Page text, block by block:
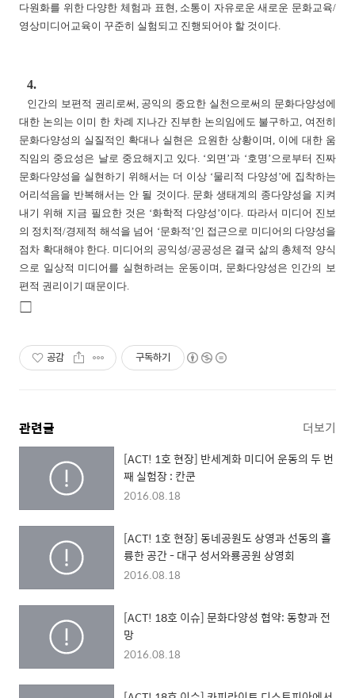
다원화를 위한 다양한 체험과 표현, 소통이 자유로운 새로운 문화교육/
영상미디어교육이 꾸준히 실험되고 진행되어야 할 것이다.
4.
인간의 보편적 권리로써, 공익의 중요한 실천으로써의 문화다양성에
대한 논의는 이미 한 차례 지나간 진부한 논의임에도 불구하고, 여전히
문화다양성의 실질적인 확대나 실현은 요원한 상황이며, 이에 대한 움
직임의 중요성은 날로 중요해지고 있다. ‘외면’과 ‘호명’으로부터 진짜
문화다양성을 실현하기 위해서는 더 이상 ‘물리적 다양성’에 집착하는
어리석음을 반복해서는 안 될 것이다. 문화 생태계의 종다양성을 지켜
내기 위해 지금 필요한 것은 ‘화학적 다양성’이다. 따라서 미디어 진보
의 정치적/경제적 해석을 넘어 ‘문화적’인 접근으로 미디어의 다양성을
점차 확대해야 한다. 미디어의 공익성/공공성은 결국 삶의 총체적 양식
으로 일상적 미디어를 실현하려는 운동이며, 문화다양성은 인간의 보
편적 권리이기 때문이다.
□
공감 구독하기
관련글 더보기
[ACT! 1호 현장] 반세계화 미디어 운동의 두 번
째 실험장 : 칸쿤
2016.08.18
[ACT! 1호 현장] 동네공원도 상영과 선동의 훌
륭한 공간 - 대구 성서와룡공원 상영회
2016.08.18
[ACT! 18호 이슈] 문화다양성 협약: 동향과 전
망
2016.08.18